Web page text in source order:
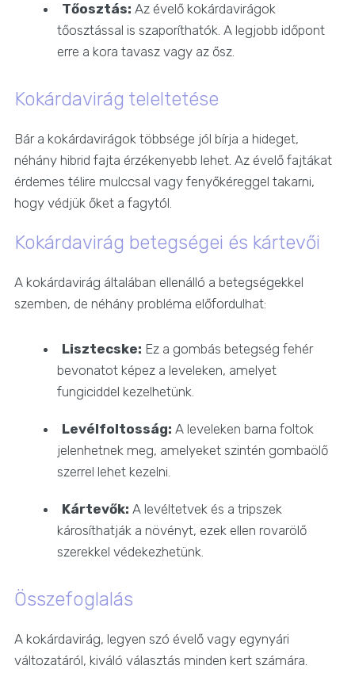
Tőosztás: Az évelő kokárdavirágok
tőosztással is szaporíthatók. A legjobb időpont
erre a kora tavasz vagy az ősz.
Kokárdavirág teleltetése
Bár a kokárdavirágok többsége jól bírja a hideget,
néhány hibrid fajta érzékenyebb lehet. Az évelő fajtákat
érdemes télire mulccsal vagy fenyőkéreggel takarni,
hogy védjük őket a fagytól.
Kokárdavirág betegségei és kártevői
A kokárdavirág általában ellenálló a betegségekkel
szemben, de néhány probléma előfordulhat:
Lisztecske: Ez a gombás betegség fehér
bevonatot képez a leveleken, amelyet
fungiciddel kezelhetünk.
Levélfoltosság: A leveleken barna foltok
jelenhetnek meg, amelyeket szintén gombaölő
szerrel lehet kezelni.
Kártevők: A levéltetvek és a tripszek
károsíthatják a növényt, ezek ellen rovarölő
szerekkel védekezhetünk.
Összefoglalás
A kokárdavirág, legyen szó évelő vagy egynyári
változatáról, kiváló választás minden kert számára.